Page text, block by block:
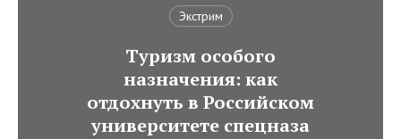
Экстрим
Туризм особого
назначения: как
отдохнуть в Российском
университете спецназа